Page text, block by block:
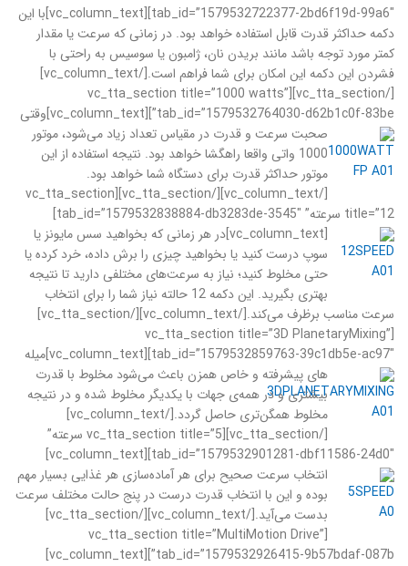
tab_id=”1579532722377-2bd6f19d-99a6″][vc_column_text]با این
دکمه حداکثر قدرت قابل استفاده خواهد بود. در زمانی که سرعت یا مقدار
کمتر مورد توجه باشد مانند بریدن نان، ژامبون یا سوسیس به راحتی با
فشردن این دکمه این امکان برای شما فراهم است.[/vc_column_text]
[/vc_tta_section][vc_tta_section title=”1000 watts”
tab_id=”1579532764030-d62b1c0f-83be”][vc_column_text]
وقتی
صحبت سرعت و قدرت در مقیاس تعداد زیاد می‌شود، موتور
1000 واتی واقعا راهگشا خواهد بود. نتیجه استفاده از این
موتور حداکثر قدرت برای دستگاه شما خواهد بود.
[/vc_column_text][/vc_tta_section][vc_tta_section
title=”12 سرعته” tab_id=”1579532838884-db3283de-3545″]
[vc_column_text]
در هر زمانی که بخواهید سس مایونز یا
سوپ درست کنید یا بخواهید چیزی را برش داده، خرد کرده یا
حتی مخلوط کنید؛ نیاز به سرعت‌های مختلفی دارید تا نتیجه
بهتری بگیرید. این دکمه 12 حالته نیاز شما را برای انتخاب
سرعت مناسب برظرف می‌کند.[/vc_column_text][/vc_tta_section]
[vc_tta_section title=”3D PlanetaryMixing”
tab_id=”1579532859763-39c1db5e-ac97″][vc_column_text]
میله
های پیشرفته و خاص همزن باعث می‌شود مخلوط با قدرت
بیشتری و در همه‌ی جهات با یکدیگر مخلوط شده و در نتیجه
مخلوط همگن‌تری حاصل گردد.[/vc_column_text]
[/vc_tta_section][vc_tta_section title=”5 سرعته”
tab_id=”1579532901281-dbf11586-24d0″][vc_column_text]
انتخاب سرعت صحیح برای هر آماده‌سازی هر غذایی بسیار مهم
بوده و این با انتخاب قدرت درست در پنج حالت مختلف سرعت
بدست ‌می‌آید.[/vc_column_text][/vc_tta_section]
[vc_tta_section title=”MultiMotion Drive”
tab_id=”1579532926415-9b57bdaf-087b”][vc_column_text]